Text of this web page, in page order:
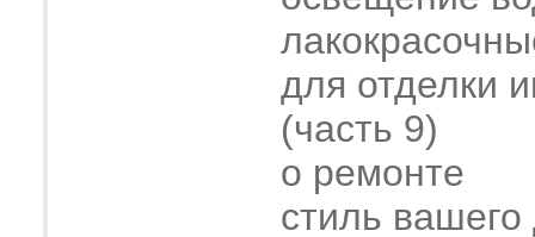
для отделки
(часть 9)
о ремонте
стиль